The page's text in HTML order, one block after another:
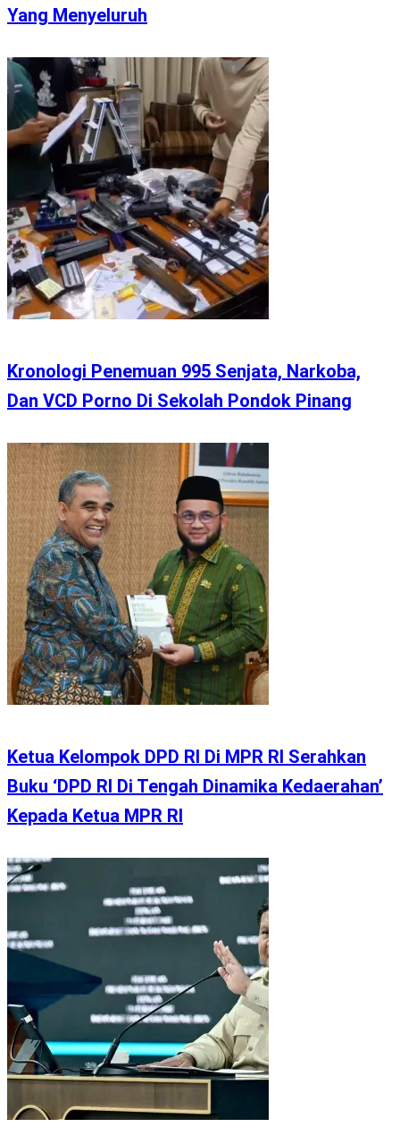
Yang Menyeluruh
Kronologi Penemuan 995 Senjata, Narkoba,
Dan VCD Porno Di Sekolah Pondok Pinang
Ketua Kelompok DPD RI Di MPR RI Serahkan
Buku ‘DPD RI Di Tengah Dinamika Kedaerahan’
Kepada Ketua MPR RI